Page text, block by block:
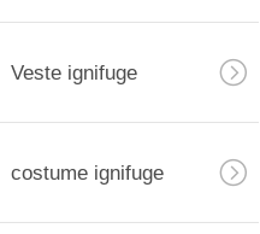
Veste ignifuge
costume ignifuge